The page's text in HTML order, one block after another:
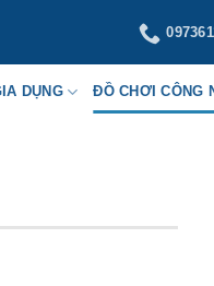
DỤNG ĐỒ CHƠI CÔNG